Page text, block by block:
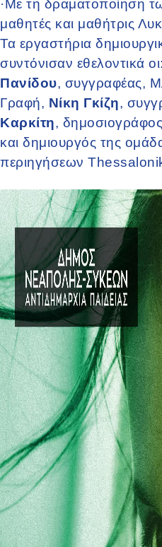
· Με τη δραματοποίηση
μαθητές και μαθήτρις
Τα εργαστήρια
συντόνισαν εθελοντικά οι:
Πανίδου, συγγραφέας,
Γραφή, Νίκη Γκίζη,
Καρκίτη,
και δημιουργός της
περιηγήσεων